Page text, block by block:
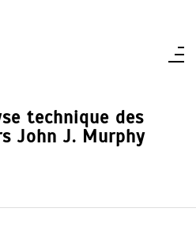
technique des
John J. Murphy